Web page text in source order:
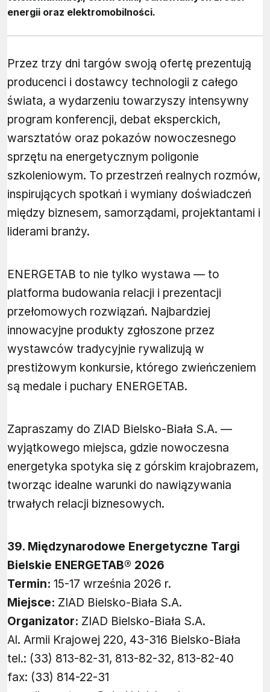
energii oraz elektromobilności.
Przez trzy dni targów swoją ofertę prezentują
producenci i dostawcy technologii z całego
świata, a wydarzeniu towarzyszy intensywny
program konferencji, debat eksperckich,
warsztatów oraz pokazów nowoczesnego
sprzętu na energetycznym poligonie
szkoleniowym. To przestrzeń realnych rozmów,
inspirujących spotkań i wymiany doświadczeń
między biznesem, samorządami, projektantami i
liderami branży.
ENERGETAB to nie tylko wystawa — to
platforma budowania relacji i prezentacji
przełomowych rozwiązań. Najbardziej
innowacyjne produkty zgłoszone przez
wystawców tradycyjnie rywalizują w
prestiżowym konkursie, którego zwieńczeniem
są medale i puchary ENERGETAB.
Zapraszamy do ZIAD Bielsko-Biała S.A. —
wyjątkowego miejsca, gdzie nowoczesna
energetyka spotyka się z górskim krajobrazem,
tworząc idealne warunki do nawiązywania
trwałych relacji biznesowych.
39. Międzynarodowe Energetyczne Targi
Bielskie ENERGETAB® 2026
Termin: 15-17 września 2026 r.
Miejsce: ZIAD Bielsko-Biała S.A.
Organizator: ZIAD Bielsko-Biała S.A.
Al. Armii Krajowej 220, 43-316 Bielsko-Biała
tel.: (33) 813-82-31, 813-82-32, 813-82-40
fax: (33) 814-22-31